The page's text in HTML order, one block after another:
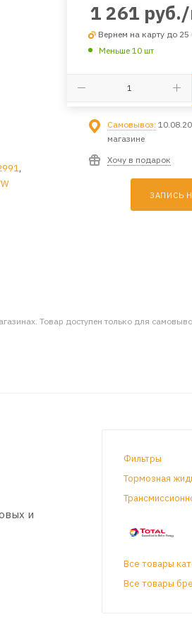
,
1 261 руб.
Вернем на карту до
Меньше 10 шт
Самовывоз:
магазине
Хочу в подарок
ЗАПИСЬ
Товар доступен только для
и
Фильтры
Тормозная
Все товары
Все товары